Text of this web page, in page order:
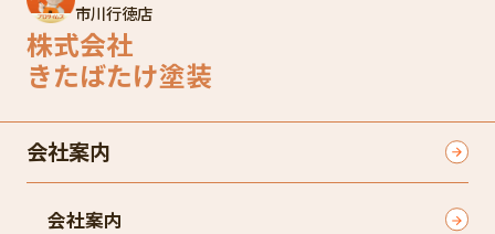
市川行徳店
株式会社
きたばたけ塗装
会社案内
会社案内